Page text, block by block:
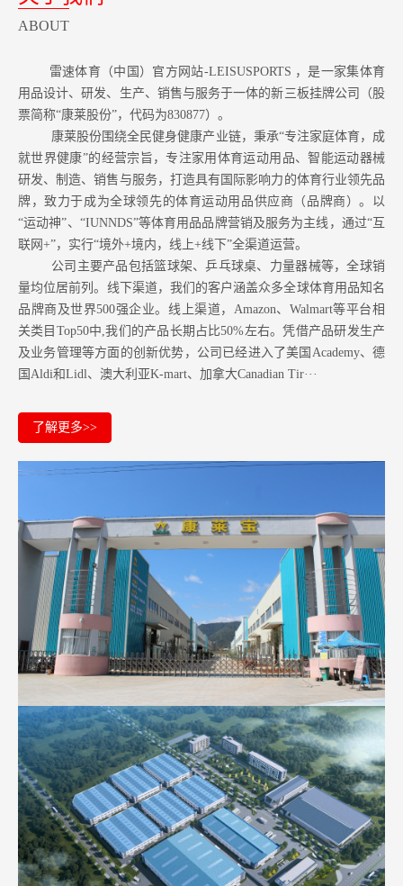
ABOUT
雷速体育（中国）官方网站-LEISUSPORTS ，是一家集体育
用品设计、研发、生产、销售与服务于一体的新三板挂牌公司（股
票简称“康莱股份”，代码为830877）。
康莱股份围绕全民健身健康产业链，秉承“专注家庭体育，成
就世界健康”的经营宗旨，专注家用体育运动用品、智能运动器械
研发、制造、销售与服务，打造具有国际影响力的体育行业领先品
牌，致力于成为全球领先的体育运动用品供应商（品牌商）。以
“运动神”、“IUNNDS”等体育用品品牌营销及服务为主线，通过“互
联网+”，实行“境外+境内，线上+线下”全渠道运营。
公司主要产品包括篮球架、乒乓球桌、力量器械等，全球销
量均位居前列。 线下渠道，我们的客户涵盖众多全球体育用品知名
品牌商及世界500强企业。 线上渠道，Amazon、Walmart等平台相
关类目Top50中,我们的产品长期占比50%左右。凭借产品研发生产
及业务管理等方面的创新优势，公司已经进入了美国Academy、德
国Aldi和Lidl、澳大利亚K-mart、加拿大Canadian Tir···
了解更多>>